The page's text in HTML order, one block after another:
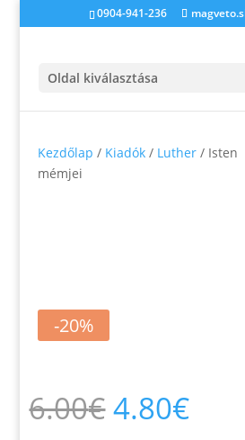
0904-941-236
Oldal kiválasztása
Kezdőlap / Kiadók / Luther / Isten
mémjei
-20%
6.00€Original
price
4.80€